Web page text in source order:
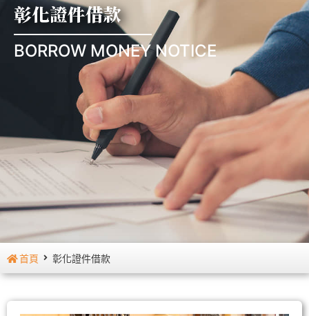
彰化證件借款
BORROW MONEY NOTICE
首頁 彰化證件借款